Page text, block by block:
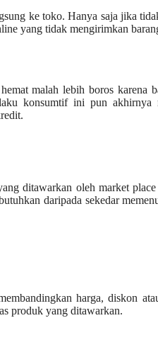
ke toko. Hanya saja jika
yang tidak mengirimkan
malah lebih boros karena
konsumtif ini pun akhirnya
ditawarkan oleh market
daripada sekedar
harga, diskon
produk yang ditawarkan.